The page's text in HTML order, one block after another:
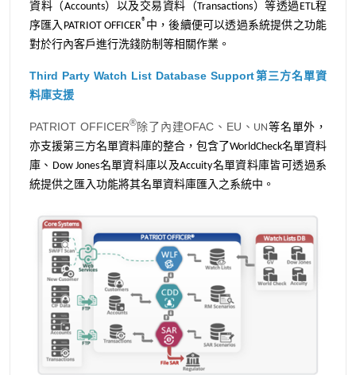
資料（Accounts）以及交易資料（Transactions）等透過ETL程
序匯入PATRIOT OFFICER® 中，後續便可以透過系統提供之功能
對於行內客戶進行洗錢防制等相關作業。
Third Party Watch List Database Support第三方名單資
料庫支援
PATRIOT OFFICER®除了內建OFAC、EU 、UN等名單外，
亦支援第三方名單資料庫的整合，包含了WorldCheck名單資料
庫、Dow Jones名單資料庫以及Accuity名單資料庫皆可透過系
統提供之匯入功能將其名單資料庫匯入之系統中。